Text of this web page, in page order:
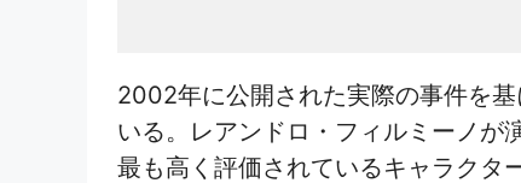
2002年に公開された実際の事件を
いる。レアンドロ・フィルミーノが
最も高く評価されているキャラクタ